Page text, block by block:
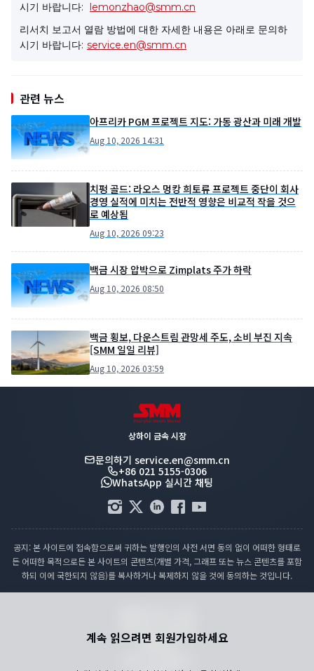
시기 바랍니다: lemonzhao@smm.cn
리서치 보고서 열람 방법에 대한 자세한 내용은 아래로 문의하
시기 바랍니다: service.en@smm.cn
관련 뉴스
아프리카 PGM 프로젝트 지도: 가동 광산과 미래 개발
Aug 10, 2026 14:31
치펑 골드: 라오스 멍캉 희토류 프로젝트 중단이 회사
경영 실적에 미치는 전반적 영향은 비교적 작을 것으
로 예상됨
Aug 10, 2026 09:23
백금 시장 압박으로 Zimplats 주가 하락
Aug 10, 2026 08:50
백금 횡보, 다운스트림 관망세 주도, 소비 부진 지속
[SMM 일일 리뷰]
Aug 10, 2026 03:59
계속 읽으려면 회원가입하세요
상하이 금속 시장
문의하기 service.en@smm.cn
+86 021 5155-0306
WhatsApp 실시간 채팅
공지: 본 사이트에 접속함으로써 귀하는 발행인의 사전 서면 동의 없이 어떠한 형태로
든 어떠한 목적으로든 본 사이트의 콘텐츠(개별 가격, 그래프 또는 뉴스 콘텐츠를 포함
하되 이에 국한되지 않음)를 복사하거나 복제하지 않을 것에 동의하는 것입니다.
개인정보 처리방침
이용약관